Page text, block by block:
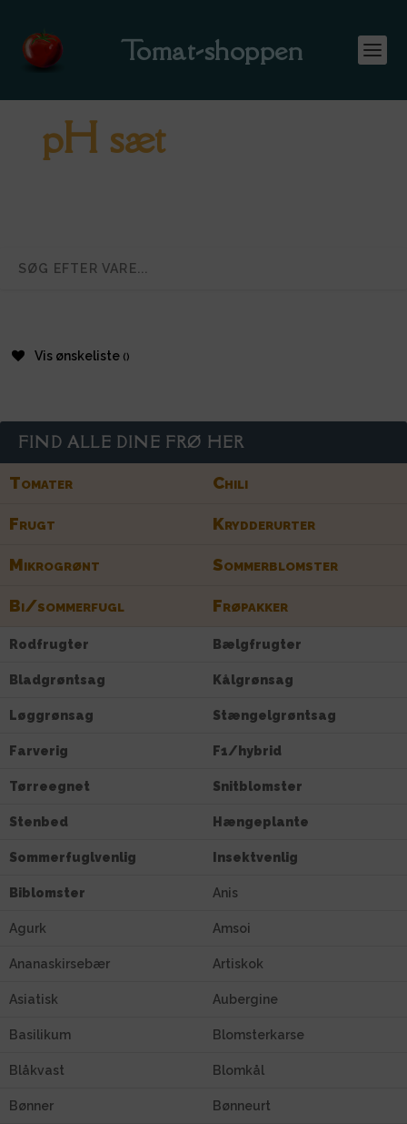
Tomat-shoppen
pH sæt
Vis ønskeliste
FIND ALLE DINE FRØ HER
Tomater Chili
Frugt Krydderurter
Mikrogrønt Sommerblomster
Bi/sommerfugl Frøpakker
Rodfrugter Bælgfrugter
Bladgrøntsag Kålgrønsag
Løggrønsag Stængelgrøntsag
Farverig F1/hybrid
Tørreegnet Snitblomster
Stenbed Hængeplante
Sommerfuglvenlig Insektvenlig
Biblomster Anis
Agurk Amsoi
Ananaskirsebær Artiskok
Asiatisk Aubergine
Basilikum Blomsterkarse
Blåkvast Blomkål
Bønner Bønneurt